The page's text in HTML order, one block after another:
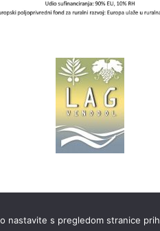
nastavite s pregledom stranice